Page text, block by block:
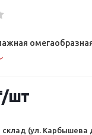
/шт
склад (ул. Карбышева